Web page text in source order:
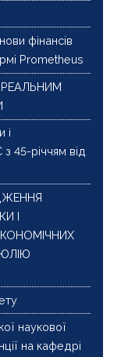
фінансів
Prometheus
і
45-річчям від
І
наукової
на кафедрі